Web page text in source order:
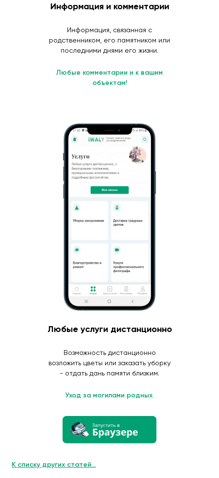
Информация и комментарии
Информация, связанная с
родственником, его памятником или
последними днями его жизни.
Любые комментарии и к вашим
объектам!
Любые услуги дистанционно
Возможность дистанционно
возложить цветы или заказать уборку
- отдать дань памяти близким.
Уход за могилами родных.
К списку других статей...